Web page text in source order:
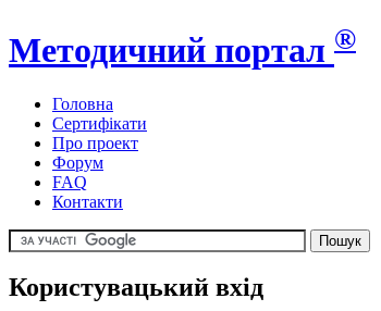
Методичний портал ®
Головна
Сертифікати
Про проект
Форум
FAQ
Контакти
Користувацький вхід